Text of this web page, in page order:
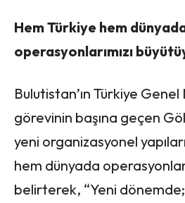
Hem Türkiye hem
operasyonlarımızı
Bulutistan’ın Türkiye
görevinin başına geçen
yeni organizasyonel
hem dünyada
belirterek, “Yeni dönemde;